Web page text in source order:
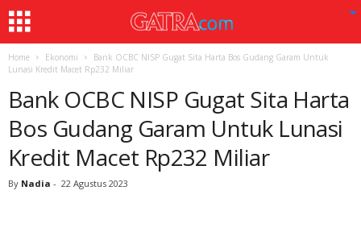
Home Ekonomi
Bank OCBC NISP Gugat Sita Harta Bos Gudang Garam Untuk
Lunasi Kredit Macet Rp232 Miliar
Bank OCBC NISP Gugat Sita Harta
Bos Gudang Garam Untuk Lunasi
Kredit Macet Rp232 Miliar
By Nadia - 22 Agustus 2023